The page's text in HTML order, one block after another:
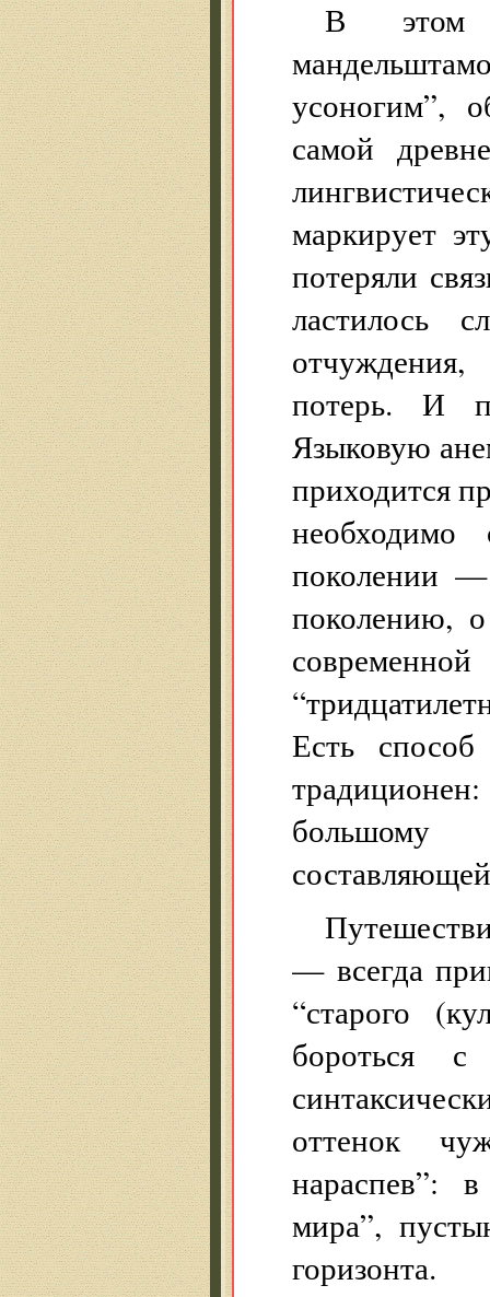
В этом
усоногим”,
самой
маркирует
потеряли
ластилось
потерь. И
Языковую
приходится
необходимо
поколении —
поколению,
Есть
большому
— всегда
“старого
бороться
оттенок
нараспев”:
мира”,
горизонта.